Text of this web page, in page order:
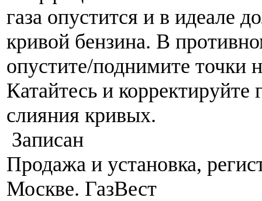
газа опустится и в идеале
кривой бензина. В
опустите/поднимите точки
Катайтесь и корректируйте
слияния кривых.
Записан
Продажа и установка,
Москве. ГазВест